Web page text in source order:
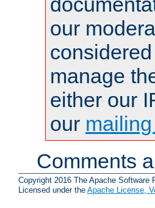
our
manage
either our
our
Comments
Copyright 2016 The Apache Software
Licensed under the Apache License,